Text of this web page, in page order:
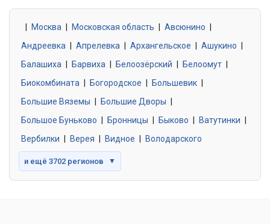
0 объявлений
Знакомства без обязательств
0 объявлений
Москва Московская область Авсюнино
Андреевка
Апрелевка Архангельское Ашукино
Балашиха
Барвиха Белоозёрский Белоомут
Биокомбината
Богородское Большевик
Большие Вяземы
Большие Дворы
Большое Буньково
Бронницы Быково Ватутинки
Вербилки
Верея Видное Володарского
и ещё 3702 регионов ▼